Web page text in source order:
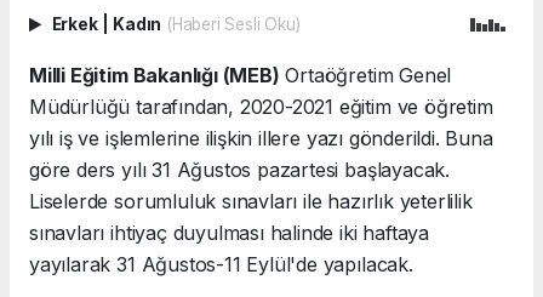
Erkek Kadın (Haberi Sesli Oku)
Milli Eğitim Bakanlığı (MEB) Ortaöğretim Genel
Müdürlüğü tarafından, 2020-2021 eğitim ve öğretim
yılı iş ve işlemlerine ilişkin illere yazı gönderildi. Buna
göre ders yılı 31 Ağustos pazartesi başlayacak.
Liselerde sorumluluk sınavları ile hazırlık yeterlilik
sınavları ihtiyaç duyulması halinde iki haftaya
yayılarak 31 Ağustos-11 Eylül'de yapılacak.